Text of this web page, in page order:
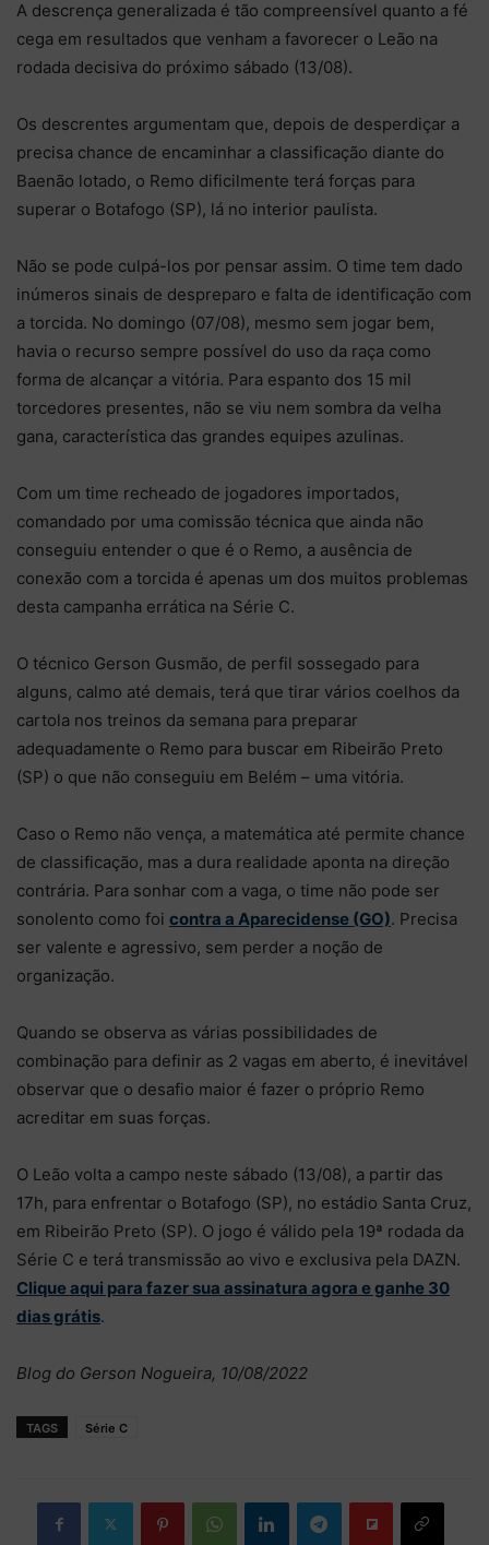
A descrença generalizada é tão compreensível quanto a fé
cega em resultados que venham a favorecer o Leão na
rodada decisiva do próximo sábado (13/08).
Os descrentes argumentam que, depois de desperdiçar a
precisa chance de encaminhar a classificação diante do
Baenão lotado, o Remo dificilmente terá forças para
superar o Botafogo (SP), lá no interior paulista.
Não se pode culpá-los por pensar assim. O time tem dado
inúmeros sinais de despreparo e falta de identificação com
a torcida. No domingo (07/08), mesmo sem jogar bem,
havia o recurso sempre possível do uso da raça como
forma de alcançar a vitória. Para espanto dos 15 mil
torcedores presentes, não se viu nem sombra da velha
gana, característica das grandes equipes azulinas.
Com um time recheado de jogadores importados,
comandado por uma comissão técnica que ainda não
conseguiu entender o que é o Remo, a ausência de
conexão com a torcida é apenas um dos muitos problemas
desta campanha errática na Série C.
O técnico Gerson Gusmão, de perfil sossegado para
alguns, calmo até demais, terá que tirar vários coelhos da
cartola nos treinos da semana para preparar
adequadamente o Remo para buscar em Ribeirão Preto
(SP) o que não conseguiu em Belém – uma vitória.
Caso o Remo não vença, a matemática até permite chance
de classificação, mas a dura realidade aponta na direção
contrária. Para sonhar com a vaga, o time não pode ser
sonolento como foi contra a Aparecidense (GO). Precisa
ser valente e agressivo, sem perder a noção de
organização.
Quando se observa as várias possibilidades de
combinação para definir as 2 vagas em aberto, é inevitável
observar que o desafio maior é fazer o próprio Remo
acreditar em suas forças.
O Leão volta a campo neste sábado (13/08), a partir das
17h, para enfrentar o Botafogo (SP), no estádio Santa Cruz,
em Ribeirão Preto (SP). O jogo é válido pela 19ª rodada da
Série C e terá transmissão ao vivo e exclusiva pela DAZN.
Clique aqui para fazer sua assinatura agora e ganhe 30
dias grátis.
Blog do Gerson Nogueira, 10/08/2022
TAGS Série C